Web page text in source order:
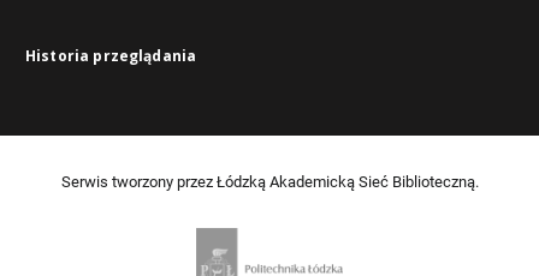
Historia przeglądania
Serwis tworzony przez Łódzką Akademicką Sieć Biblioteczną.